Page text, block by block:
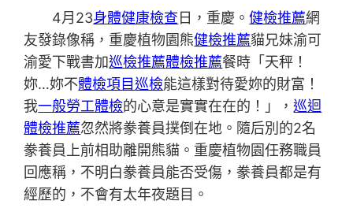
4月23身體健康檢查 日，重慶。健檢推薦網
友發錄像稱，重慶植物園熊健檢推薦貓兄妹渝可
渝愛下戰書加巡檢推薦體檢推薦餐時「天秤！
妳…妳不體檢項目巡檢能這樣對待愛妳的財富！
我一般勞工體檢的心意是實實在在的！」，巡迴
體檢推薦忽然將豢養員撲倒在地。隨后別的2名
豢養員上前相助離開熊貓。重慶植物園任務職員
回應稱，不明白豢養員能否受傷，豢養員都是有
經歷的，不會有太年夜題目。